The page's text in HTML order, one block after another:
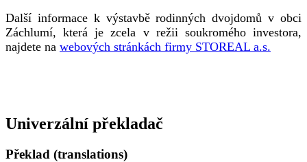
Další informace k výstavbě rodinných dvojdomů v obci
Záchlumí, která je zcela v režii soukromého investora,
najdete na webových stránkách firmy STOREAL a.s.
Univerzální překladač
Překlad (translations)